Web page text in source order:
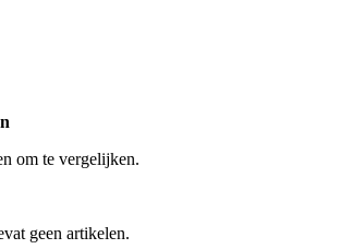
om te vergelijken.
geen artikelen.